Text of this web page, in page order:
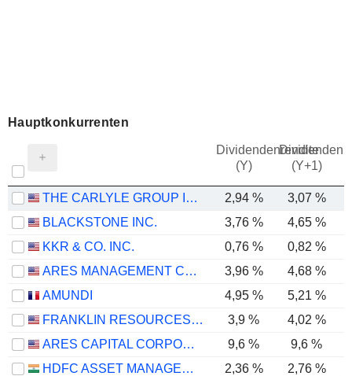
Hauptkonkurrenten
Dividendenrendite
(Y)
(Y+1)
THE CARLYLE GROUP INC. 2,94 % 3,07 %
BLACKSTONE INC.
3,76 % 4,65 %
KKR & CO. INC.
0,76 %
0,82 %
ARES MANAGEMENT CORPORATION
3,96 % 4,68 %
AMUNDI
4,95 % 5,21 %
FRANKLIN RESOURCES, INC.
3,9 % 4,02 %
ARES CAPITAL CORPORATION
9,6 % 9,6 %
HDFC ASSET MANAGEMENT COMPANY LIMITED
2,36 % 2,76 %